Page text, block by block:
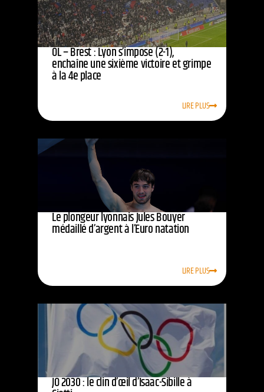
OL – Brest : Lyon s’impose (2-1),
enchaîne une sixième victoire et grimpe
à la 4e place
LIRE PLUS
Le plongeur lyonnais Jules Bouyer
médaillé d’argent à l’Euro natation
LIRE PLUS
JO 2030 : le clin d’œil d’Isaac-Sibille à